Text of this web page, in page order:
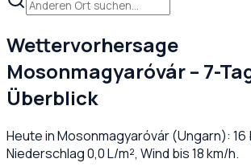
Wettervorhersage
Mosonmagyaróvár– 7-
Überblick
Heute inMosonmagyaróvár(Ungarn): 16
Niederschlag0,0L/m², Wind bis18km/h.